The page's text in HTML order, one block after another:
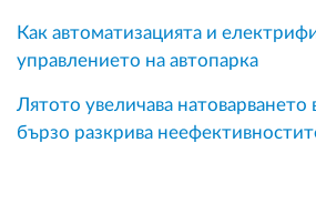
Как автоматизацията и
управлението на автопарка
Лятото увеличава натоварването
бързо разкрива